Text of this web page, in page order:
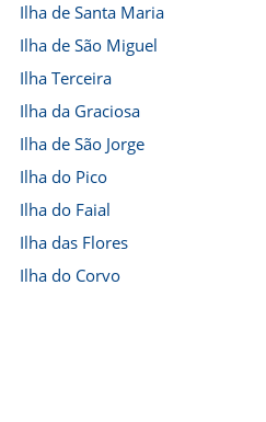
Ilha de Santa Maria
Ilha de São Miguel
Ilha Terceira
Ilha da Graciosa
Ilha de São Jorge
Ilha do Pico
Ilha do Faial
Ilha das Flores
Ilha do Corvo